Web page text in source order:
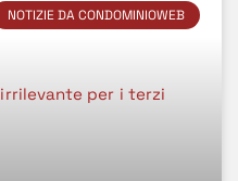
NOTIZIE DA CONDOMINIOWEB